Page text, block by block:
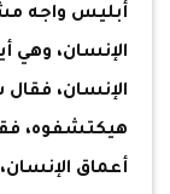
أبليس واجه
الإنسان، وهي
الإنسان،
هيكتشفوه،
أعماق